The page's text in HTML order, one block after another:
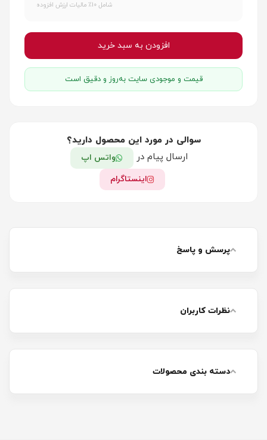
شامل 10٪ مالیات ارزش افزوده
افزودن به سبد خرید
قیمت و موجودی سایت به‌روز و دقیق است
سوالی در مورد این محصول دارید؟
ارسال پیام در
واتس اپ
اینستاگرام
پرسش و پاسخ
نظرات کاربران
دسته بندی محصولات